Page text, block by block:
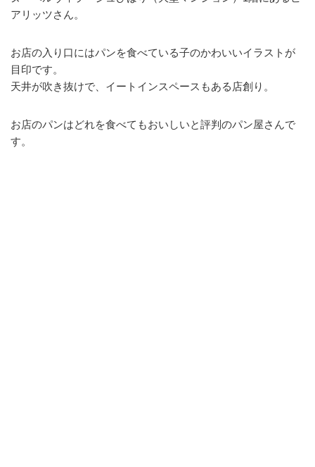
アリッツさん。
お店の入り口にはパンを食べている子のかわいいイラストが
目印です。
天井が吹き抜けで、イートインスペースもある店創り。
お店のパンはどれを食べてもおいしいと評判のパン屋さんで
す。